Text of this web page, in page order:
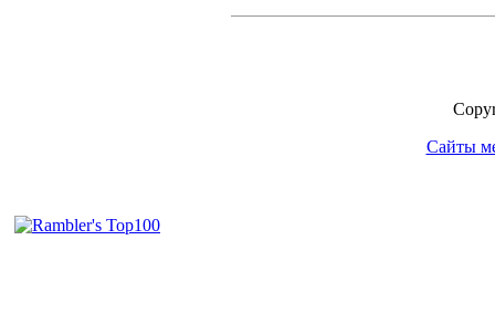
Сайты